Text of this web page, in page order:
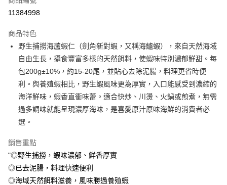
信用卡分期付款
合作金庫商業銀行
華南商業銀行
彰化商業銀行
上海商業儲蓄銀行
台北富邦商業銀行
國泰世華商業銀行
兆豐國際商業銀行
臺灣中小企業銀行
台中商業銀行
匯豐（台灣）商業銀行
華泰商業銀行
聯邦商業銀行
遠東國際商業銀行
元大商業銀行
永豐商業銀行
玉山商業銀行
台灣樂天信用卡公司
6 期 0 利率 每期
華南商業銀行
彰化商業銀行
上海商業儲蓄銀行
台北富邦商業銀行
國泰世華商業銀行
兆豐國際商業銀行
臺灣中小企業銀行
台中商業銀行
匯豐（台灣）商業銀行
華泰商業銀行
元大商業銀行
玉山商業銀行
台灣樂天信用卡公司
LINE Pay
Apple Pay
悠遊付
Google Pay
11384998
商品特色
野生捕撈海蘆蝦仁（劍角新對蝦，又稱海鱸蝦），來自天然海域
自由生長，攝食豐富多樣的天然餌料，使蝦味特別濃郁鮮甜。每
包200g±10%，約15-20尾，並貼心去除泥腸，料理更省時便
利。與養殖蝦相比，野生蝦風味更為厚實，入口能感受到濃縮的
海洋鮮味，蝦香直衝味蕾。適合快炒、川燙、火鍋或煎煮，無需
過多調味就能呈現濃厚海味，是喜愛原汁原味海鮮的消費者必
選。
銷售重點
"◎野生捕撈，蝦味濃郁、鮮香厚實
◎已去泥腸，料理快速便利
◎海域天然餌料滋養，風味勝過養殖蝦